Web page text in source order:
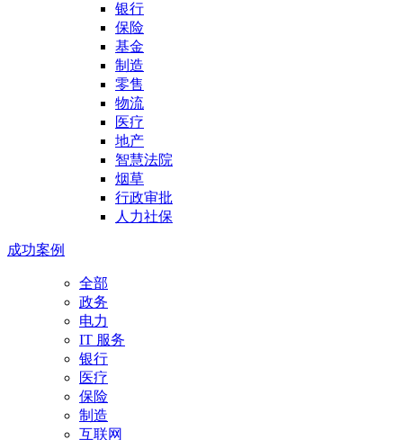
银行
保险
基金
制造
零售
物流
医疗
地产
智慧法院
烟草
行政审批
人力社保
成功案例
全部
政务
电力
IT 服务
银行
医疗
保险
制造
互联网